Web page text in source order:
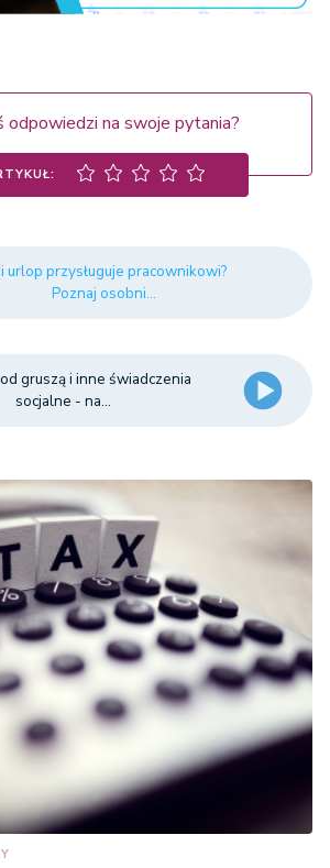
odpowiedzi na swoje pytania?
urlop przysługuje pracownikowi?
Poznaj osobni...
gruszą i inne świadczenia
socjalne - na...